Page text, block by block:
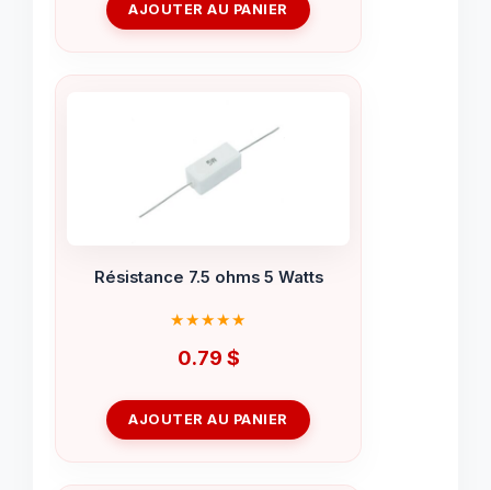
AJOUTER AU PANIER
Résistance 7.5 ohms 5 Watts
0.79 $
AJOUTER AU PANIER